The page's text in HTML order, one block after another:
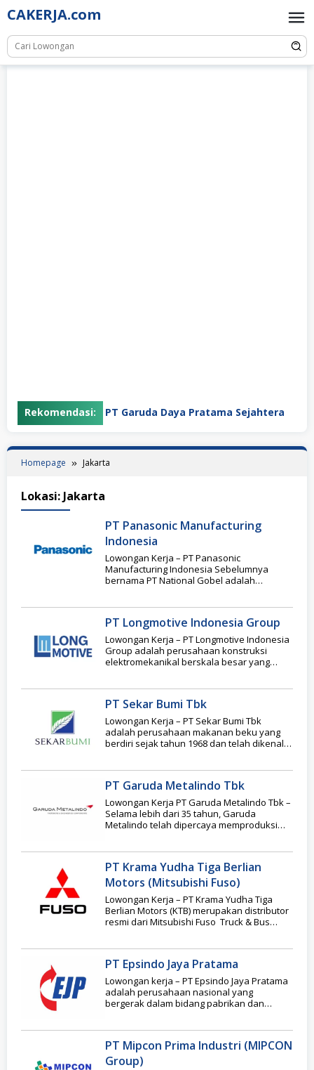
Skip
to
content
CAKERJA.com
Rekomendasi:PT Garuda Daya Pratama Sejahtera
Homepage Jakarta
Lokasi: Jakarta
PT Panasonic Manufacturing
Indonesia
Lowongan Kerja – PT Panasonic
Manufacturing Indonesia Sebelumnya
bernama PT National Gobel adalah
PT Longmotive Indonesia Group
Lowongan Kerja – PT Longmotive Indonesia
Group adalah perusahaan konstruksi
elektromekanikal berskala besar yang
PT Sekar Bumi Tbk
Lowongan Kerja – PT Sekar Bumi Tbk
adalah perusahaan makanan beku yang
berdiri sejak tahun 1968 dan telah dikenal
PT Garuda Metalindo Tbk
Lowongan Kerja PT Garuda Metalindo Tbk –
Selama lebih dari 35 tahun, Garuda
Metalindo telah dipercaya memproduksi
PT Krama Yudha Tiga Berlian
Motors (Mitsubishi Fuso)
Lowongan Kerja – PT Krama Yudha Tiga
Berlian Motors (KTB) merupakan distributor
resmi dari Mitsubishi Fuso Truck & Bus
PT Epsindo Jaya Pratama
Lowongan kerja – PT Epsindo Jaya Pratama
adalah perusahaan nasional yang
bergerak dalam bidang pabrikan dan
PT Mipcon Prima Industri (MIPCON
Group)